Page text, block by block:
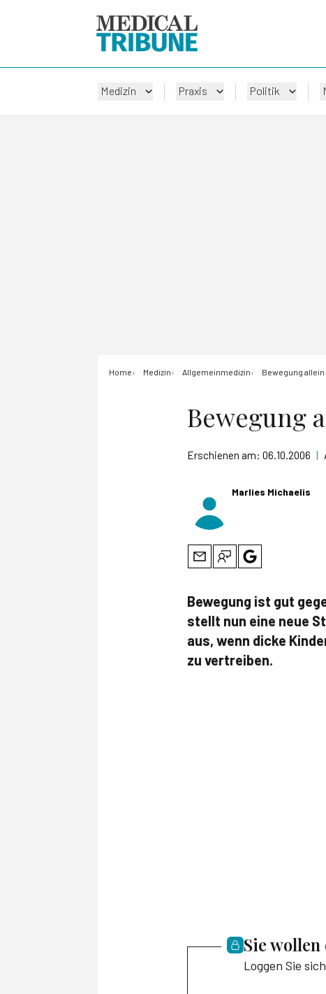
Medizin Praxis Politik
Home Medizin Allgemeinmedizin Bewegung
Bewegung
Erschienen am: 06.10.2006 |
Marlies Michaelis
Bewegung ist gut
stellt nun eine neue
aus, wenn dicke
zu vertreiben.
Sie
Loggen Sie